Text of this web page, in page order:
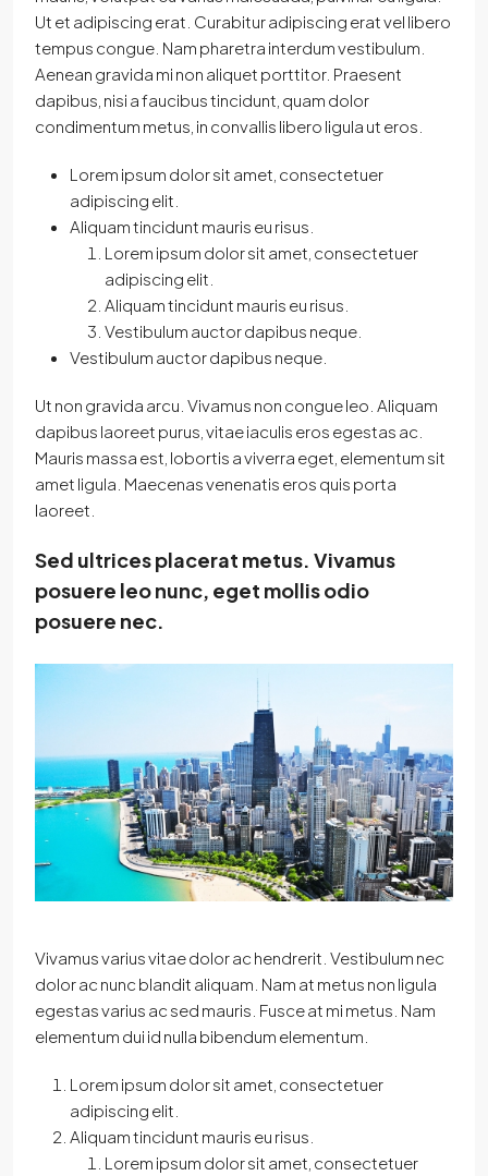
Ut et adipiscing erat. Curabitur adipiscing erat vel libero
tempus congue. Nam pharetra interdum vestibulum.
Aenean gravida mi non aliquet porttitor. Praesent
dapibus, nisi a faucibus tincidunt, quam dolor
condimentum metus, in convallis libero ligula ut eros.
Lorem ipsum dolor sit amet, consectetuer
adipiscing elit.
Aliquam tincidunt mauris eu risus.
Lorem ipsum dolor sit amet, consectetuer
adipiscing elit.
Aliquam tincidunt mauris eu risus.
Vestibulum auctor dapibus neque.
Vestibulum auctor dapibus neque.
Ut non gravida arcu. Vivamus non congue leo. Aliquam
dapibus laoreet purus, vitae iaculis eros egestas ac.
Mauris massa est, lobortis a viverra eget, elementum sit
amet ligula. Maecenas venenatis eros quis porta
laoreet.
Sed ultrices placerat metus. Vivamus
posuere leo nunc, eget mollis odio
posuere nec.
Vivamus varius vitae dolor ac hendrerit. Vestibulum nec
dolor ac nunc blandit aliquam. Nam at metus non ligula
egestas varius ac sed mauris. Fusce at mi metus. Nam
elementum dui id nulla bibendum elementum.
Lorem ipsum dolor sit amet, consectetuer
adipiscing elit.
Aliquam tincidunt mauris eu risus.
Lorem ipsum dolor sit amet, consectetuer